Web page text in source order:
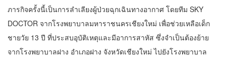
ภารกิจครั้งนี้เป็นการลำเลียงผู้ป่วยฉุกเฉินทางอากาศ โดยทีม SKY
DOCTOR จากโรงพยาบาลมหาราชนครเชียงใหม่ เพื่อช่วยเหลือเด็ก
ชายวัย 13 ปี ที่ประสบอุบัติเหตุและมีอาการสาหัส ซึ่งจำเป็นต้องย้าย
จากโรงพยาบาลฝาง อำเภอฝาง จังหวัดเชียงใหม่ ไปยังโรงพยาบาล